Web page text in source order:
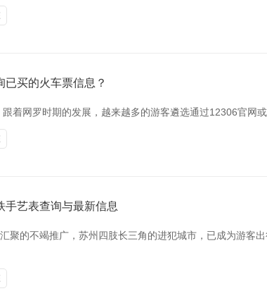
已买的火车票信息？
跟着网罗时期的发展，越来越多的游客遴选通过12306官网
手艺表查询与最新信息
聚的不竭推广，苏州四肢长三角的进犯城市，已成为游客